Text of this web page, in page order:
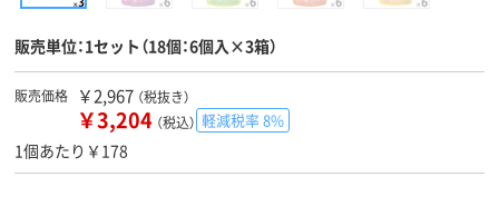
販売単位：1セット（18個：6個入×3箱）
販売価格 ￥2,967 （税抜き）
￥3,204 （税込） 軽減税率 8%
1個あたり￥178